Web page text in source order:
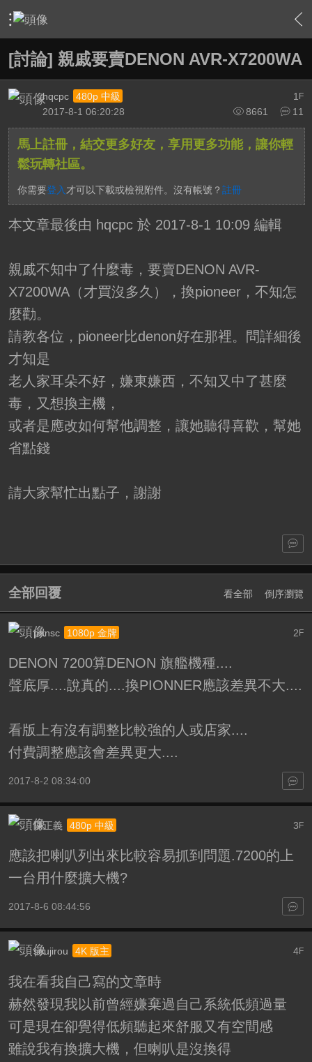
› 家庭劇院 › 擴大機討論區 › 內容
[討論] 親戚要賣DENON AVR-X7200WA
1 F
hqcpc
480p 中級
8661
11
2017-8-1 06:20:28
馬上註冊，結交更多好友，享用更多功能，讓你輕
鬆玩轉社區。
你需要登入 才可以下載或檢視附件。沒有帳號？ 註冊
本文章最後由 hqcpc 於 2017-8-1 10:09 編輯
親戚不知中了什麼毒，要賣DENON AVR-
X7200WA（才買沒多久），換pioneer，不知怎
麼勸。
請教各位，pioneer比denon好在那裡。問詳細後
才知是
老人家耳朵不好，嫌東嫌西，不知又中了甚麼
毒，又想換主機，
或者是應改如何幫他調整，讓她聽得喜歡，幫她
省點錢
請大家幫忙出點子，謝謝
全部回覆 看全部 倒序瀏覽
2F
pansc 1080p 金牌
DENON 7200算DENON 旗艦機種....
聲底厚....說真的....換PIONNER應該差異不大....
看版上有沒有調整比較強的人或店家....
付費調整應該會差異更大....
2017-8-2 08:34:00
3F
陳正義 480p 中級
應該把喇叭列出來比較容易抓到問題.7200的上
一台用什麼擴大機?
2017-8-6 08:44:56
4F
soujirou 4K 版主
我在看我自己寫的文章時
赫然發現我以前曾經嫌棄過自己系統低頻過量
可是現在卻覺得低頻聽起來舒服又有空間感
雖說我有換擴大機，但喇叭是沒換得